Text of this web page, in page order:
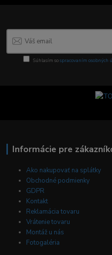
Súhlasím sospracovaním osobných
Informácie pre
Ako nakupovať na splátky
Obchodné podmienky
GDPR
Kontakt
Reklamácia tovaru
Vrátenie tovaru
Montáž u nás
Fotogaléria